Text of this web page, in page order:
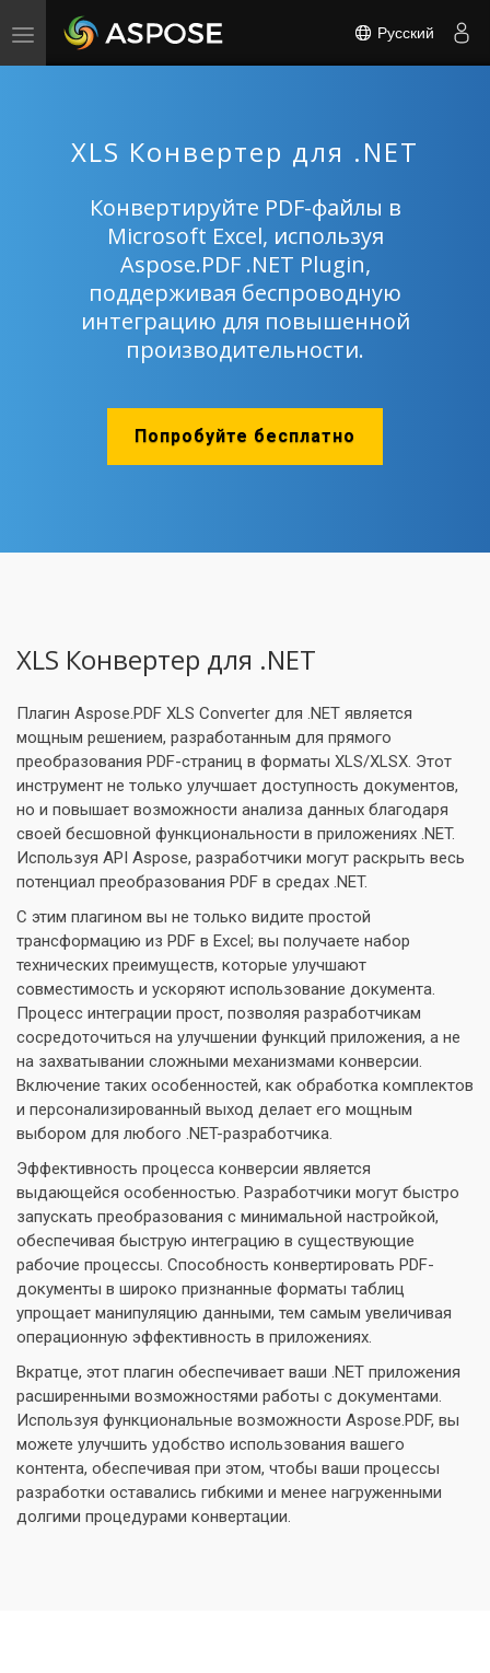
Toggle
Русский
XLS Конвертер для .NET
Конвертируйте PDF-файлы в
Microsoft Excel, используя
Aspose.PDF .NET Plugin,
поддерживая беспроводную
интеграцию для повышенной
производительности.
Попробуйте бесплатно
XLS Конвертер для .NET
Плагин Aspose.PDF XLS Converter для .NET является
мощным решением, разработанным для прямого
преобразования PDF-страниц в форматы XLS/XLSX. Этот
инструмент не только улучшает доступность документов,
но и повышает возможности анализа данных благодаря
своей бесшовной функциональности в приложениях .NET.
Используя API Aspose, разработчики могут раскрыть весь
потенциал преобразования PDF в средах .NET.
С этим плагином вы не только видите простой
трансформацию из PDF в Excel; вы получаете набор
технических преимуществ, которые улучшают
совместимость и ускоряют использование документа.
Процесс интеграции прост, позволяя разработчикам
сосредоточиться на улучшении функций приложения, а не
на захватывании сложными механизмами конверсии.
Включение таких особенностей, как обработка комплектов
и персонализированный выход делает его мощным
выбором для любого .NET-разработчика.
Эффективность процесса конверсии является
выдающейся особенностью. Разработчики могут быстро
запускать преобразования с минимальной настройкой,
обеспечивая быструю интеграцию в существующие
рабочие процессы. Способность конвертировать PDF-
документы в широко признанные форматы таблиц
упрощает манипуляцию данными, тем самым увеличивая
операционную эффективность в приложениях.
Вкратце, этот плагин обеспечивает ваши .NET приложения
расширенными возможностями работы с документами.
Используя функциональные возможности Aspose.PDF, вы
можете улучшить удобство использования вашего
контента, обеспечивая при этом, чтобы ваши процессы
разработки оставались гибкими и менее нагруженными
долгими процедурами конвертации.